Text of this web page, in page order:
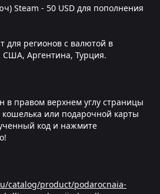
Steam - 50 USD для пополнения
для регионов с валютой в
Аргентина, Турция.
в правом верхнем углу страницы
или подарочной карты
код и нажмите
catalog/product/podarocnaia-